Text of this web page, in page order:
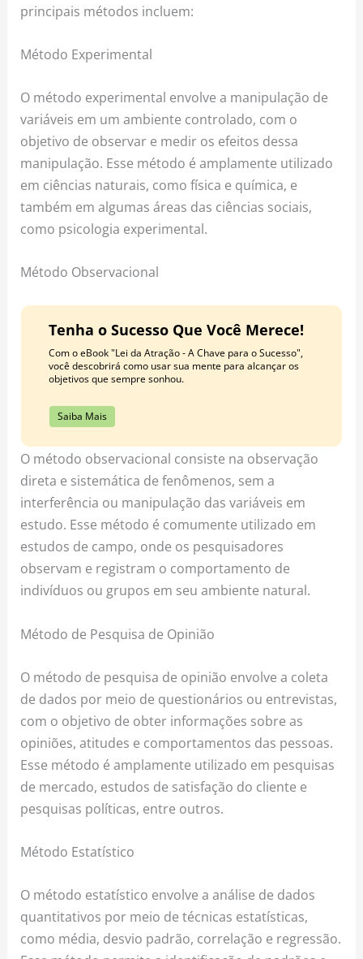
principais métodos incluem:
Método Experimental
O método experimental envolve a manipulação de
variáveis em um ambiente controlado, com o
objetivo de observar e medir os efeitos dessa
manipulação. Esse método é amplamente utilizado
em ciências naturais, como física e química, e
também em algumas áreas das ciências sociais,
como psicologia experimental.
Método Observacional
Tenha o Sucesso Que Você Merece!
Com o eBook "Lei da Atração - A Chave para o Sucesso",
você descobrirá como usar sua mente para alcançar os
objetivos que sempre sonhou.
Saiba Mais
O método observacional consiste na observação
direta e sistemática de fenômenos, sem a
interferência ou manipulação das variáveis em
estudo. Esse método é comumente utilizado em
estudos de campo, onde os pesquisadores
observam e registram o comportamento de
indivíduos ou grupos em seu ambiente natural.
Método de Pesquisa de Opinião
O método de pesquisa de opinião envolve a coleta
de dados por meio de questionários ou entrevistas,
com o objetivo de obter informações sobre as
opiniões, atitudes e comportamentos das pessoas.
Esse método é amplamente utilizado em pesquisas
de mercado, estudos de satisfação do cliente e
pesquisas políticas, entre outros.
Método Estatístico
O método estatístico envolve a análise de dados
quantitativos por meio de técnicas estatísticas,
como média, desvio padrão, correlação e regressão.